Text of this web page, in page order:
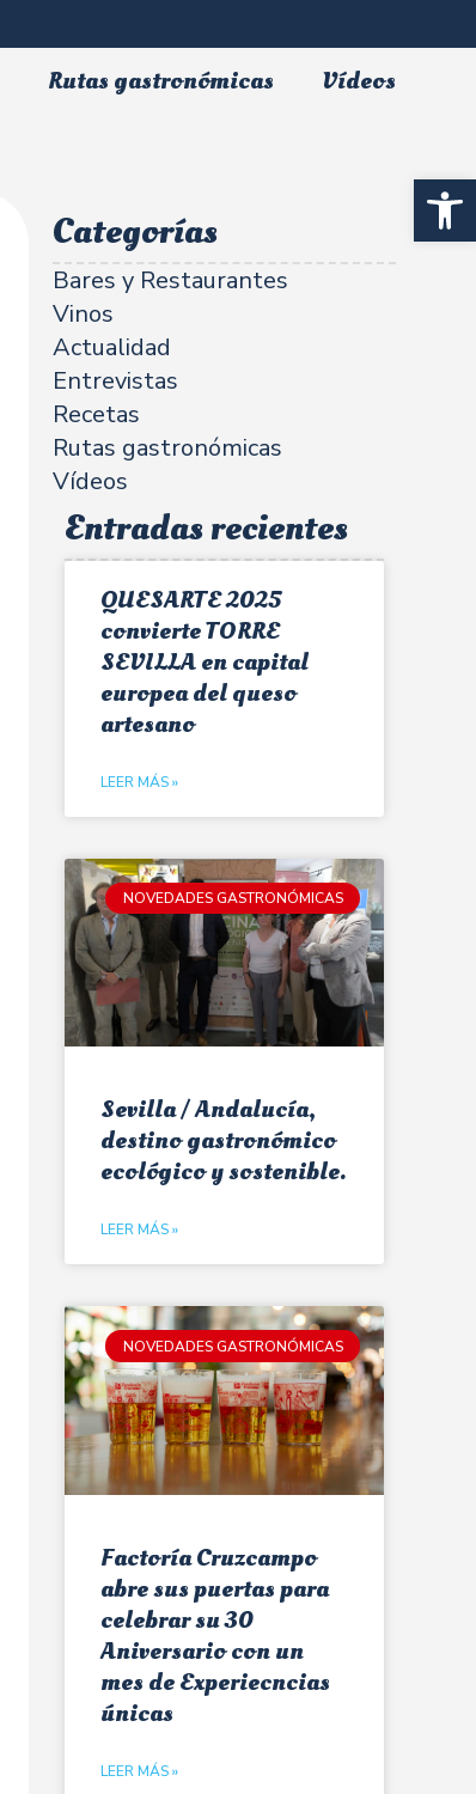
Abrir
Rutas gastronómicas Vídeos
Categorías
Bares y Restaurantes
Vinos
Actualidad
Entrevistas
Recetas
Rutas gastronómicas
Vídeos
Entradas recientes
QUESARTE 2025
convierte TORRE
SEVILLA en capital
europea del queso
artesano
LEER MÁS »
NOVEDADES GASTRONÓMICAS
Sevilla / Andalucía,
destino gastronómico
ecológico y sostenible.
LEER MÁS »
NOVEDADES GASTRONÓMICAS
Factoría Cruzcampo
abre sus puertas para
celebrar su 30
Aniversario con un
mes de Experiecncias
únicas
LEER MÁS »